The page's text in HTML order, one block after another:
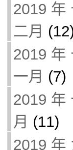
2019 年
二月
2019 年
一月 (7)
2019 年
月 (11)
2019 年